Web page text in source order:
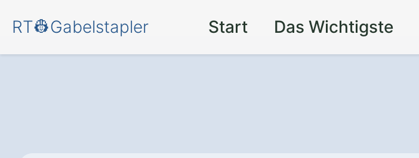
RT👷Gabelstapler Start Das Wichtigste